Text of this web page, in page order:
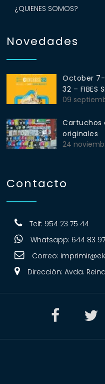
¿QUIENES SOMOS?
Novedades
October 7-
32 – FIBES
09
Cartuchos
originales
24
Contacto
Telf: 954 23 75 44
Whatsapp: 644 83
Correo:
Dirección: Avda.